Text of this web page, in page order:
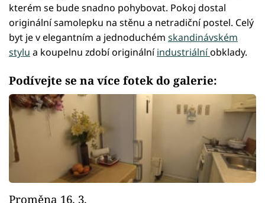
kterém se bude snadno pohybovat. Pokoj dostal
originální samolepku na stěnu a netradiční postel. Celý
byt je v elegantním a jednoduchém skandinávském
stylu a koupelnu zdobí originálníindustriálníobklady.
Podívejte se na více fotek do galerie:
Proměna 16. 3.